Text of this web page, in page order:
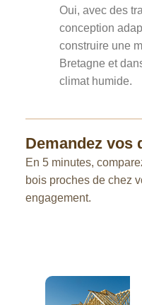
Oui, avec des
conception
construire une
Bretagne et
climat humide.
Demandez vos
En 5 minutes,
bois proches de chez
engagement.